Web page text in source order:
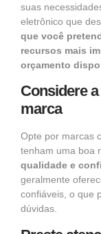
suas
eletrônico que
que você
recursos mais
orçamento
Considere
marca
Opte por marcas
tenham uma boa
qualidade e
geralmente
confiáveis, o que
dúvidas.